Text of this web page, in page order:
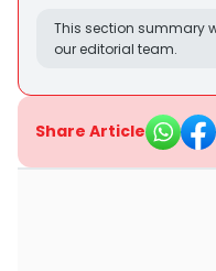
This section summary
our editorial team.
Share Article